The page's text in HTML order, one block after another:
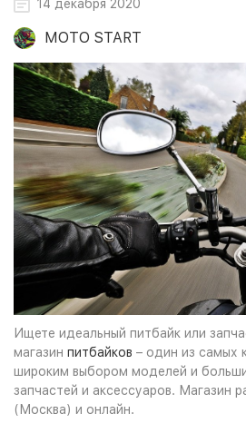
14 декабря 2020
MOTO START
Ищете идеальный питбайк или
магазин питбайков – один из самых
широким выбором моделей и
запчастей и аксессуаров. Магазин
(Москва) и онлайн.